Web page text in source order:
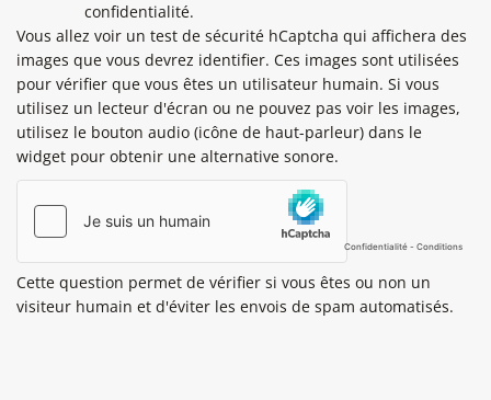
confidentialité.
Vous allez voir un test de sécurité hCaptcha qui affichera des
images que vous devrez identifier. Ces images sont utilisées
pour vérifier que vous êtes un utilisateur humain. Si vous
utilisez un lecteur d'écran ou ne pouvez pas voir les images,
utilisez le bouton audio (icône de haut-parleur) dans le
widget pour obtenir une alternative sonore.
Cette question permet de vérifier si vous êtes ou non un
visiteur humain et d'éviter les envois de spam automatisés.